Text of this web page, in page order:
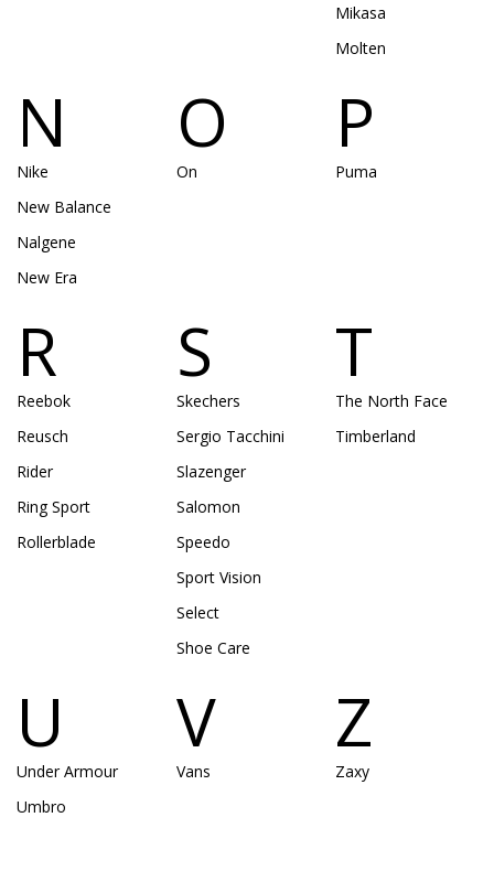
Mikasa
Molten
N
Nike
New Balance
Nalgene
New Era
O
On
P
Puma
R
Reebok
Reusch
Rider
Ring Sport
Rollerblade
S
Skechers
Sergio Tacchini
Slazenger
Salomon
Speedo
Sport Vision
Select
Shoe Care
T
The North Face
Timberland
U
Under Armour
Umbro
V
Vans
Z
Zaxy